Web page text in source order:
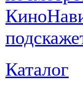
Каталог